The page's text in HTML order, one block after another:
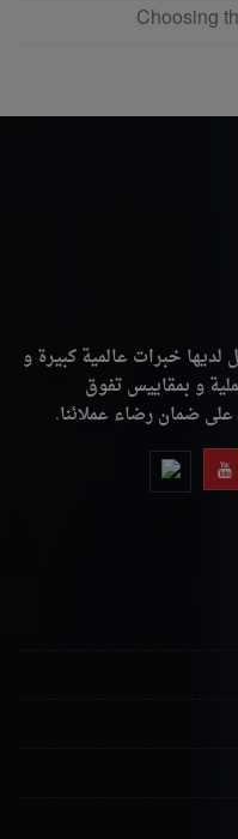
Choosing
خبرات عالمية كبيرة و
و بمقاييس تفوق
على ضمان رضاء عملائنا.